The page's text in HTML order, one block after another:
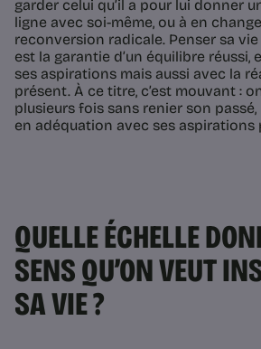
garder celui qu’il a pour lui donner
ligne avec soi-même, ou à en
reconversion radicale. Penser sa
est la garantie d’un équilibre réussi,
ses aspirations mais aussi avec la
présent. À ce titre, c’est mouvant :
plusieurs fois sans renier son
en adéquation avec ses aspirations
QUELLE ÉCHELLE
SENS QU’ON VEUT
SA VIE ?